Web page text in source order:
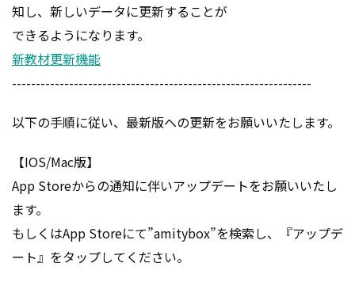
知し、新しいデータに更新することが
できるようになります。
新教材更新機能
---------------------------------------------------------------
以下の手順に従い、最新版への更新をお願いいたします。
【IOS/Mac版】
App Storeからの通知に伴いアップデートをお願いいたし
ます。
もしくはApp Storeにて”amitybox”を検索し、『アップデ
ート』をタップしてください。